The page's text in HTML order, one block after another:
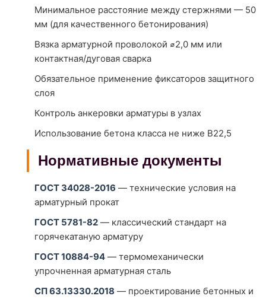
Минимальное расстояние между стержнями — 50
мм (для качественного бетонирования)
Вязка арматурной проволокой ⌀2,0 мм или
контактная/дуговая сварка
Обязательное применение фиксаторов защитного
слоя
Контроль анкеровки арматуры в узлах
Использование бетона класса не ниже В22,5
Нормативные документы
ГОСТ 34028-2016 — технические условия на
арматурный прокат
ГОСТ 5781-82 — классический стандарт на
горячекатаную арматуру
ГОСТ 10884-94 — термомеханически
упрочненная арматурная сталь
СП 63.13330.2018 — проектирование бетонных и